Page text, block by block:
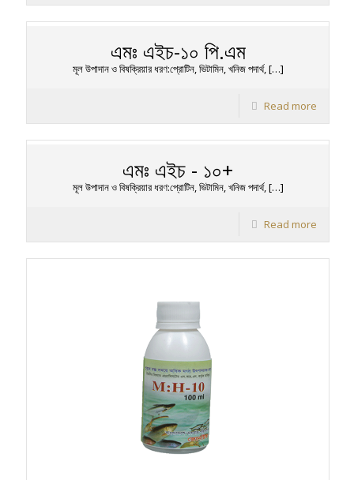
এমঃ এইচ-১০ পি.এম
মূল উপাদান ও বিষক্রিয়ার ধরণ:প্রোটিন, ভিটামিন, খনিজ পদার্থ,[…]
Read more
এমঃ এইচ - ১০+
মূল উপাদান ও বিষক্রিয়ার ধরণ:প্রোটিন, ভিটামিন, খনিজ পদার্থ,[…]
Read more